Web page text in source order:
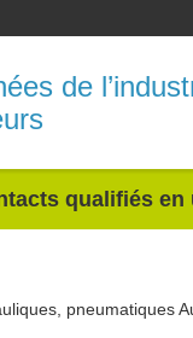
de
qualifiés
pneumatiques